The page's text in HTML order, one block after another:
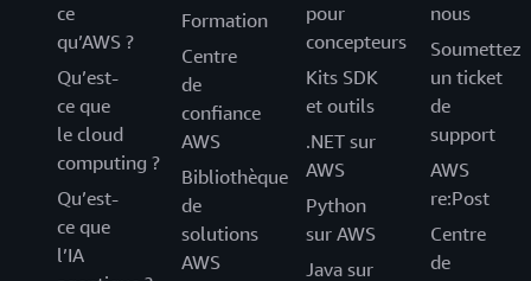
ce
qu’AWS ?
Qu’est-
ce que
le cloud
computing ?
Qu’est-
ce que
l’IA
Formation
Centre
de
confiance
AWS
Bibliothèque
de
solutions
AWS
pour
concepteurs
Kits SDK
et outils
.NET sur
AWS
Python
sur AWS
Java sur
nous
Soumettez
un ticket
de
support
AWS
re:Post
Centre
de